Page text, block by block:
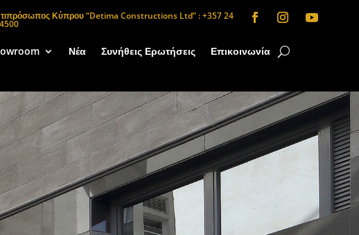
Κύπρου “Detima Constructions Ltd” : +357 24
Νέα Συνήθεις Ερωτήσεις Επικοινωνία